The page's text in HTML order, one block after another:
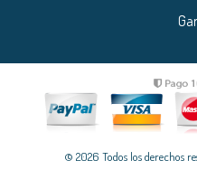
© 2026 Todos los derechos